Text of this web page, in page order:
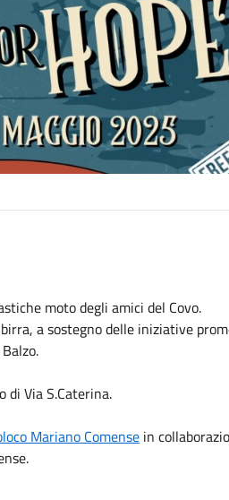
moto degli amici del Covo.
a sostegno delle iniziative
di Via S.Caterina.
Mariano Comensein